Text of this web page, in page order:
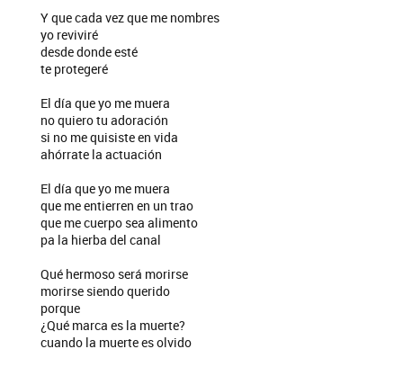
Y que cada vez que me nombres
yo reviviré
desde donde esté
te protegeré
El día que yo me muera
no quiero tu adoración
si no me quisiste en vida
ahórrate la actuación
El día que yo me muera
que me entierren en un trao
que me cuerpo sea alimento
pa la hierba del canal
Qué hermoso será morirse
morirse siendo querido
porque
¿Qué marca es la muerte?
cuando la muerte es olvido